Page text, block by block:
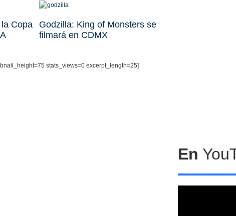
Copa
Godzilla: King of Monsters se
filmará en CDMX
stats_views=0 excerpt_length=25]
En